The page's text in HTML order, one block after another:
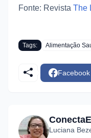
Fonte: Revista The
Tags: Alimentação
Facebook
Luciana